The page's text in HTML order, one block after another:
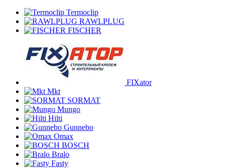
Termoclip
RAWLPLUG
FISCHER
FIXator
Mkt
SORMAT
Mungo
Hilti
Gunnebo
Omax
BOSCH
Bralo
Fasty